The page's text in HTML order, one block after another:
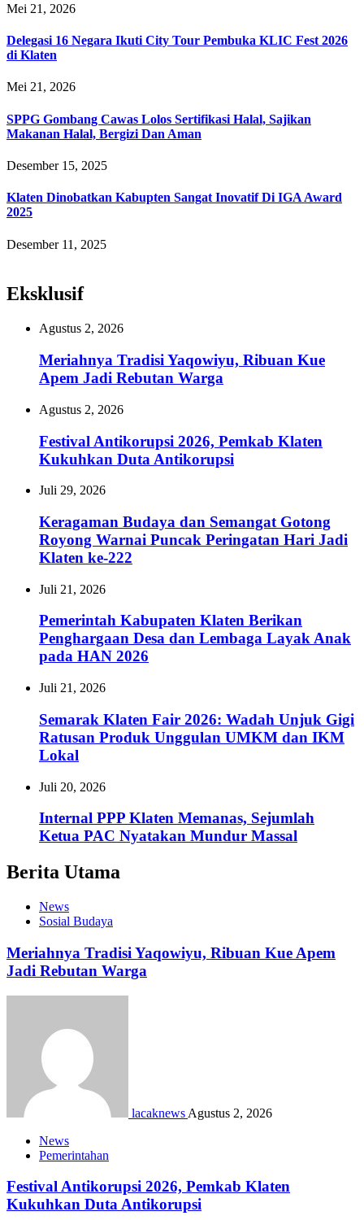
Mei 21, 2026
Delegasi 16 Negara Ikuti City Tour Pembuka KLIC Fest 2026
di Klaten
Mei 21, 2026
SPPG Gombang Cawas Lolos Sertifikasi Halal, Sajikan
Makanan Halal, Bergizi Dan Aman
Desember 15, 2025
Klaten Dinobatkan Kabupten Sangat Inovatif Di IGA Award
2025
Desember 11, 2025
Eksklusif
Agustus 2, 2026
Meriahnya Tradisi Yaqowiyu, Ribuan Kue
Apem Jadi Rebutan Warga
Agustus 2, 2026
Festival Antikorupsi 2026, Pemkab Klaten
Kukuhkan Duta Antikorupsi
Juli 29, 2026
Keragaman Budaya dan Semangat Gotong
Royong Warnai Puncak Peringatan Hari Jadi
Klaten ke-222
Juli 21, 2026
Pemerintah Kabupaten Klaten Berikan
Penghargaan Desa dan Lembaga Layak Anak
pada HAN 2026
Juli 21, 2026
Semarak Klaten Fair 2026: Wadah Unjuk Gigi
Ratusan Produk Unggulan UMKM dan IKM
Lokal
Juli 20, 2026
Internal PPP Klaten Memanas, Sejumlah
Ketua PAC Nyatakan Mundur Massal
Berita Utama
News
Sosial Budaya
Meriahnya Tradisi Yaqowiyu, Ribuan Kue Apem
Jadi Rebutan Warga
lacaknews Agustus 2, 2026
News
Pemerintahan
Festival Antikorupsi 2026, Pemkab Klaten
Kukuhkan Duta Antikorupsi